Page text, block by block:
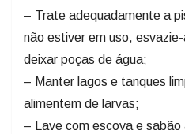
não estiver em uso,
deixar poças de água;
– Manter lagos e tanques
alimentem de larvas;
– Lave com escova e sabão
comida de seus animais de